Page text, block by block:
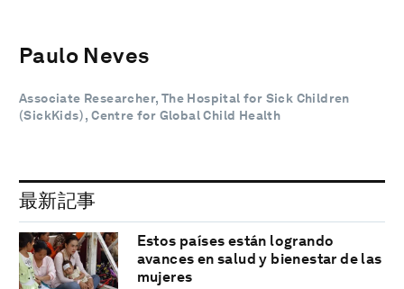
Paulo Neves
Associate Researcher, The Hospital for Sick Children
(SickKids) , Centre for Global Child Health
最新記事
Estos países están logrando
avances en salud y bienestar de las
mujeres